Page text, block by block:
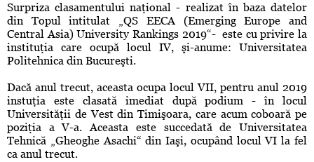
Surpriza clasamentului naţional - realizat în baza datelor
din Topul intitulat „QS EECA (Emerging Europe and
Central Asia) University Rankings 2019“- este cu privire la
instituţia care ocupă locul IV, şi-anume: Universitatea
Politehnica din Bucureşti.
Dacă anul trecut, aceasta ocupa locul VII, pentru anul 2019
instuţia este clasată imediat după podium - în locul
Universităţii de Vest din Timişoara, care acum coboară pe
poziţia a V-a. Aceasta este succedată de Universitatea
Tehnică „Gheoghe Asachi“ din Iaşi, ocupând locul VI la fel
ca anul trecut.